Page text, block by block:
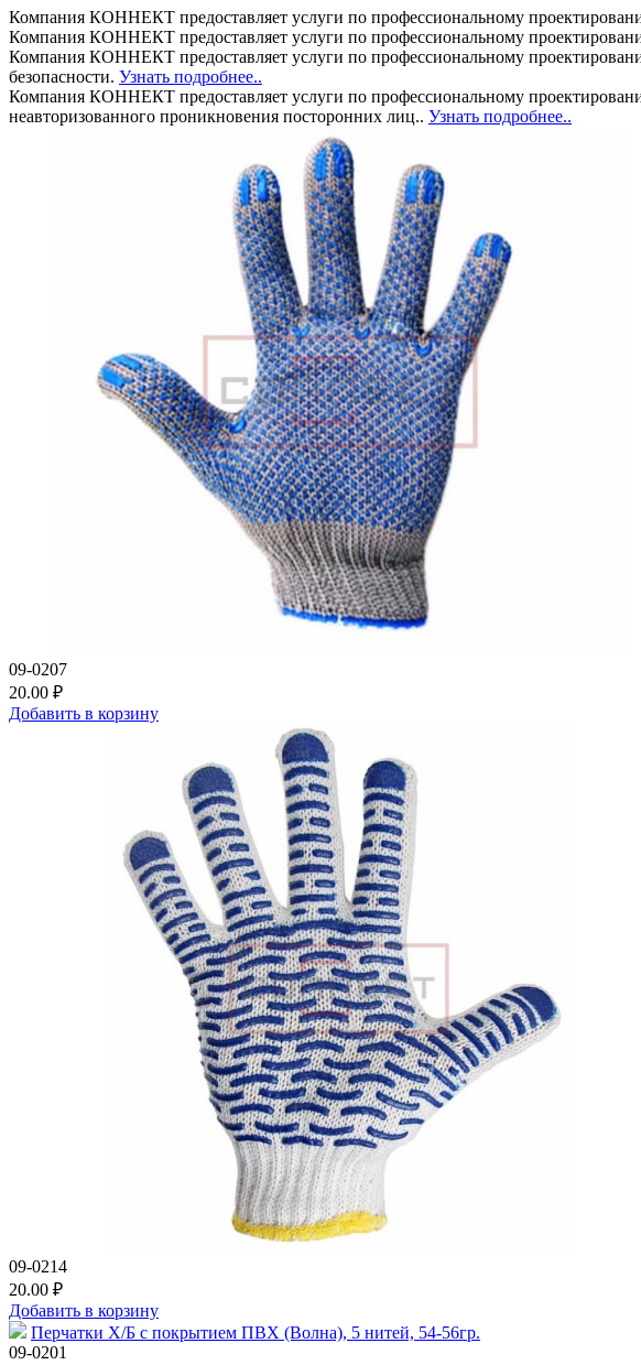
Компания КОННЕКТ предоставляет услуги по профессиональному
Компания КОННЕКТ предоставляет услуги по профессиональному
Компания КОННЕКТ предоставляет услуги по профессиональному
безопасности. Узнать подробнее..
Компания КОННЕКТ предоставляет услуги по профессиональному
неавторизованного проникновения посторонних лиц.. Узнать подробнее..
09-0207
20.00 ₽
Добавить в корзину
09-0214
20.00 ₽
Добавить в корзину
Перчатки Х/Б с покрытием ПВХ (Волна), 5 нитей, 54-56гр.
09-0201